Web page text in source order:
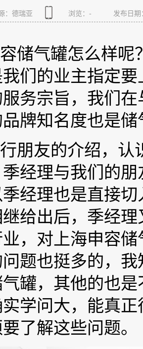
：德瑞亚 浏览： - 发布日期
容储气罐怎么样
们的业主指定
务宗旨，我们
牌知名度也是
朋友的介绍，认
经理与我们的
经理也是直接
给出后，季经
，对上海申容
题也挺多的，
罐，其他的也
学问大，能真
了解这些问题。